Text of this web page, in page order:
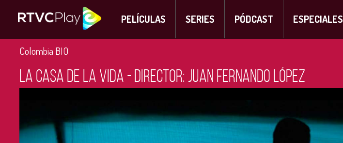
PELÍCULAS SERIES PÓDCAST ESPECIALES
Colombia BIO
La casa de la vida - Director: Juan Fernando López